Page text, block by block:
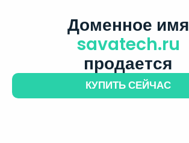
Доменное имя
savatech.ru
продается
КУПИТЬ СЕЙЧАС